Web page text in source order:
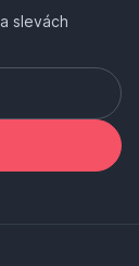
slevách